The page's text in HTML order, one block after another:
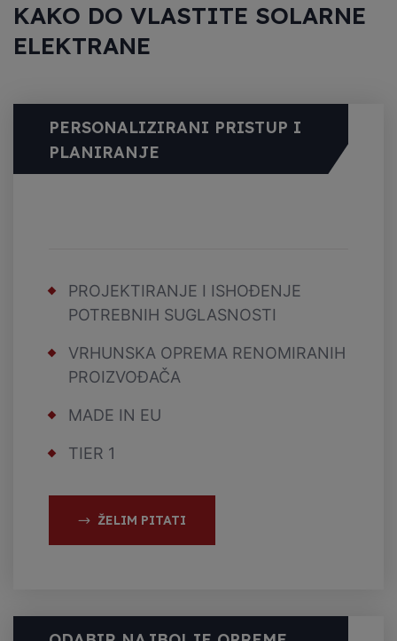
KAKO DO VLASTITE SOLARNE
ELEKTRANE
PERSONALIZIRANI PRISTUP I
PLANIRANJE
PROJEKTIRANJE I ISHOĐENJE
POTREBNIH SUGLASNOSTI
VRHUNSKA OPREMA RENOMIRANIH
PROIZVOĐAČA
MADE IN EU
TIER 1
ŽELIM PITATI